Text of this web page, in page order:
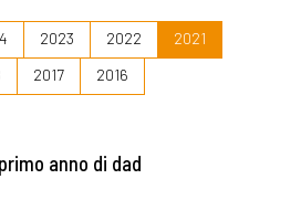
2023 2022
2021
2017 2016
anno di dad